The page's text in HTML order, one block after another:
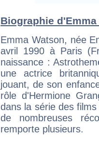
Biographie
Emma Watson, née
avril 1990 à Paris
naissance :
une actrice
jouant, de son
rôle d'Hermione
dans la série des
de nombreuses
remporte plusieurs.